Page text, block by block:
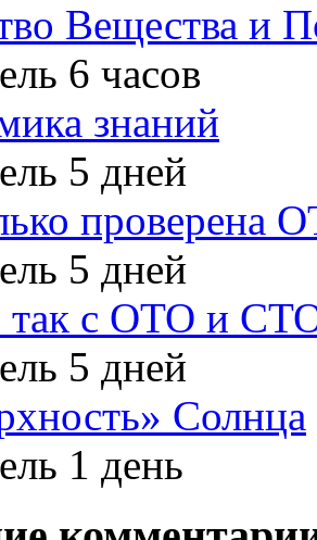
Вещества и
6 часов
знаний
5 дней
проверена
5 дней
так с ОТО и
5 дней
Солнца
1 день